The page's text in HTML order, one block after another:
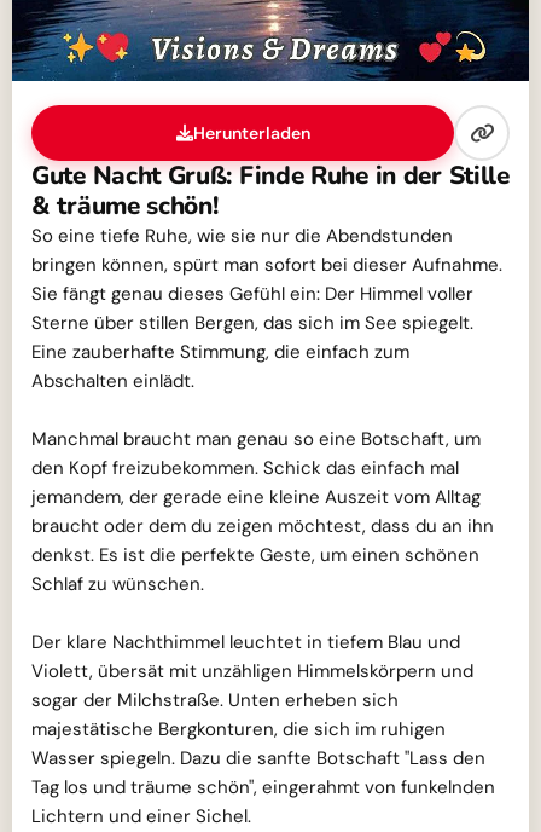
Herunterladen
Gute Nacht Gruß: Finde Ruhe in der Stille
& träume schön!
So eine tiefe Ruhe, wie sie nur die Abendstunden
bringen können, spürt man sofort bei dieser Aufnahme.
Sie fängt genau dieses Gefühl ein: Der Himmel voller
Sterne über stillen Bergen, das sich im See spiegelt.
Eine zauberhafte Stimmung, die einfach zum
Abschalten einlädt.
Manchmal braucht man genau so eine Botschaft, um
den Kopf freizubekommen. Schick das einfach mal
jemandem, der gerade eine kleine Auszeit vom Alltag
braucht oder dem du zeigen möchtest, dass du an ihn
denkst. Es ist die perfekte Geste, um einen schönen
Schlaf zu wünschen.
Der klare Nachthimmel leuchtet in tiefem Blau und
Violett, übersät mit unzähligen Himmelskörpern und
sogar der Milchstraße. Unten erheben sich
majestätische Bergkonturen, die sich im ruhigen
Wasser spiegeln. Dazu die sanfte Botschaft "Lass den
Tag los und träume schön", eingerahmt von funkelnden
Lichtern und einer Sichel.